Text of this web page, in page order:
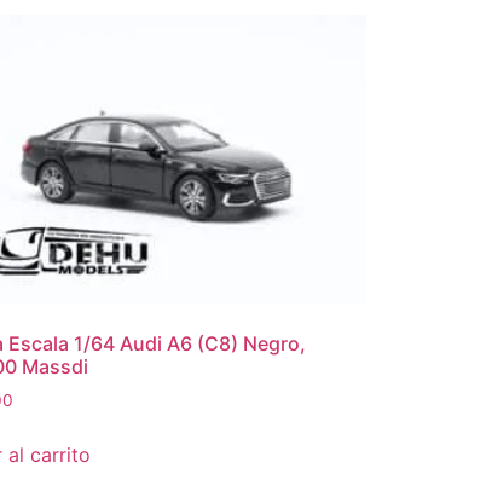
Escala 1/64 Audi A6 (C8) Negro,
Massdi
al carrito